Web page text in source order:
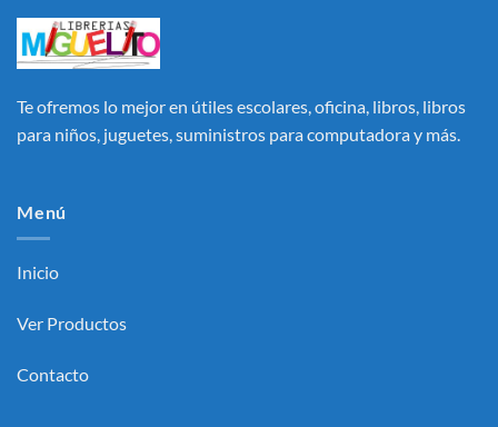
Te ofremos lo mejor en útiles escolares, oficina, libros, libros
para niños, juguetes, suministros para computadora y más.
Menú
Inicio
Ver Productos
Contacto